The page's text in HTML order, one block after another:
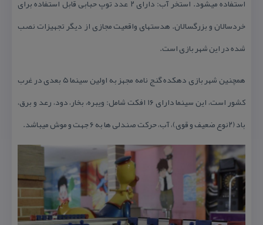
استفاده میشود. استخر آب: دارای ۲ عدد توپ حبابی قابل استفاده برای
خردسالان و بزرگسالان. هدستهای واقعیت مجازی از دیگر تجهیزات نصب
شده در این شهر بازی است.
همچنین شهر بازی دهكده گنج نامه مجهز به اولین سینما ۵ بعدی در غرب
كشور است، این سینما دارای ۱۶ افكت شامل: ویبره، بخار، دود، رعد و برق،
باد (۲نوع ضعیف و قوی)، آب، حركت صندلی ها به ۶ جهت و موش میباشد.